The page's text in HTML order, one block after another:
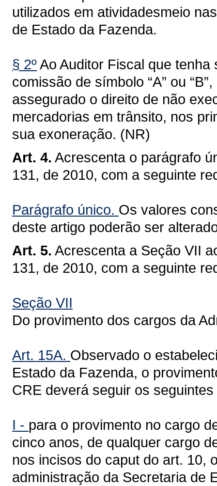
utilizados em atividadesmeio
de Estado da Fazenda.
§ 2ºAo Auditor Fiscal que
comissão de símbolo “A” ou
assegurado o direito de não
mercadorias em trânsito, nos
sua exoneração. (NR)
Art. 4. Acrescenta o parágrafo
131, de 2010, com a seguinte
Parágrafo único. Os valores
deste artigo poderão ser
Art. 5. Acrescenta a Seção VII
131, de 2010, com a seguinte
Seção VII
Do provimento dos cargos da
Art. 15A. Observado o
Estado da Fazenda, o
CRE deverá seguir os
I - para o provimento no cargo
cinco anos, de qualquer cargo
nos incisos do caput do art. 10,
administração da Secretaria de